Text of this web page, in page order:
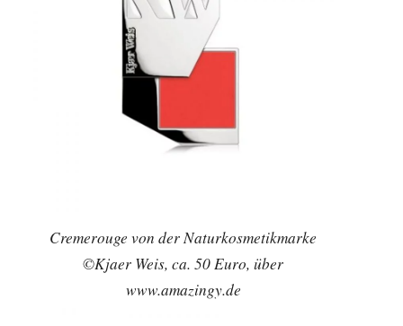
Cremerouge von der Naturkosmetikmarke
©Kjaer Weis, ca. 50 Euro, über
www.amazingy.de